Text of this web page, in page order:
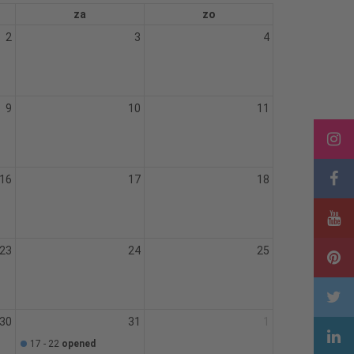
za
zo
2 3 4
9 10 11
16 17 18
23 24 25
30 31
17 - 22 opened